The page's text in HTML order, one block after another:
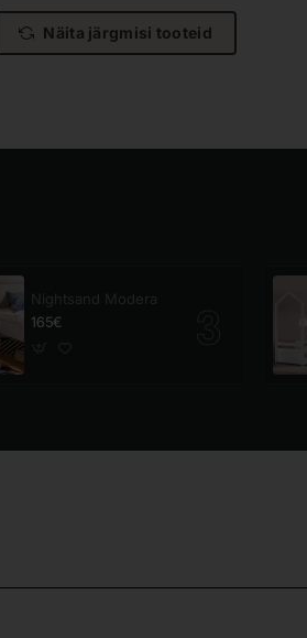
Näita järgmisi tooteid
Nightsand Modera
165€